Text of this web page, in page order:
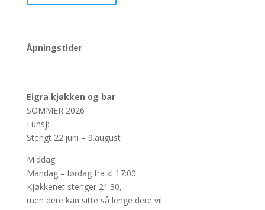
Åpningstider
Eigra kjøkken og bar
SOMMER 2026
Lunsj:
Stengt 22.juni – 9.august
Middag:
Mandag – lørdag fra kl 17:00
Kjøkkenet stenger 21.30,
men dere kan sitte så lenge dere vil.